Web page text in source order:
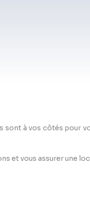
à vos côtés pour
et vous assurer une